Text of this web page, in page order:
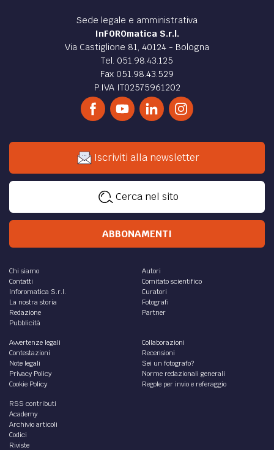
Sede legale e amministrativa
InFOROmatica S.r.l.
Via Castiglione 81, 40124 - Bologna
Tel. 051.98.43.125
Fax 051.98.43.529
P.IVA IT02575961202
Iscriviti alla newsletter
Cerca nel sito
ABBONAMENTI
Chi siamo
Contatti
Inforomatica S.r.l.
La nostra storia
Redazione
Pubblicità
Autori
Comitato scientifico
Curatori
Fotografi
Partner
Avvertenze legali
Contestazioni
Note legali
Privacy Policy
Cookie Policy
Collaborazioni
Recensioni
Sei un fotografo?
Norme redazionali generali
Regole per invio e referaggio
RSS contributi
Academy
Archivio articoli
Codici
Riviste